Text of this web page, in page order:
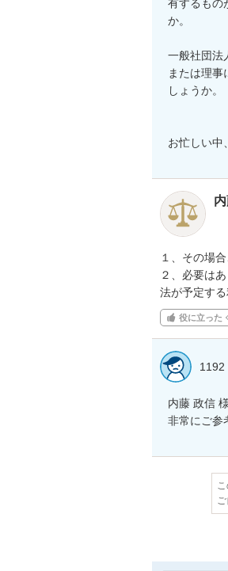
有するもの
か。
一般社団法
または理
しょうか。
お忙しい中
１、その場
２、必要はあ
法が予定す
役に立った
1192
内藤 政信
非常にご参